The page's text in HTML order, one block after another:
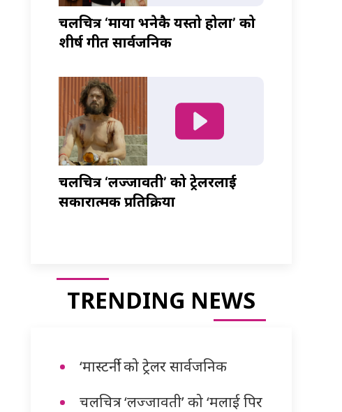
चलचित्र ‘माया भनेकै यस्तो होला’ को
शीर्ष गीत सार्वजनिक
चलचित्र ‘लज्जावती’ को ट्रेलरलाई
सकारात्मक प्रतिक्रिया
TRENDING NEWS
‘मास्टर्नी’ को ट्रेलर सार्वजनिक
चलचित्र ‘लज्जावती’ को ‘मलाई पिर